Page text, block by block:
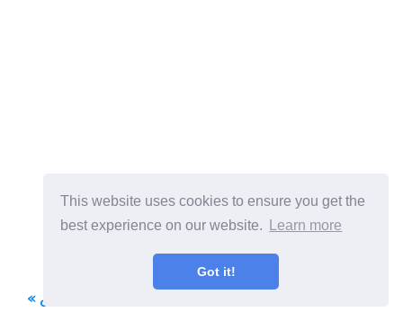
This website uses cookies to ensure you get the
best experience on our website.
Learn more
Got it!
« ¿Qué formatos de archivo debería usar con Linux?